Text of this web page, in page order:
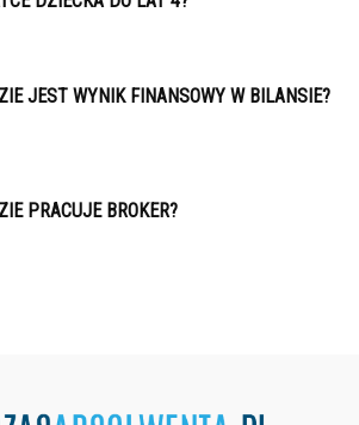
JEST WYNIK FINANSOWY W BILANSIE?
PRACUJE BROKER?